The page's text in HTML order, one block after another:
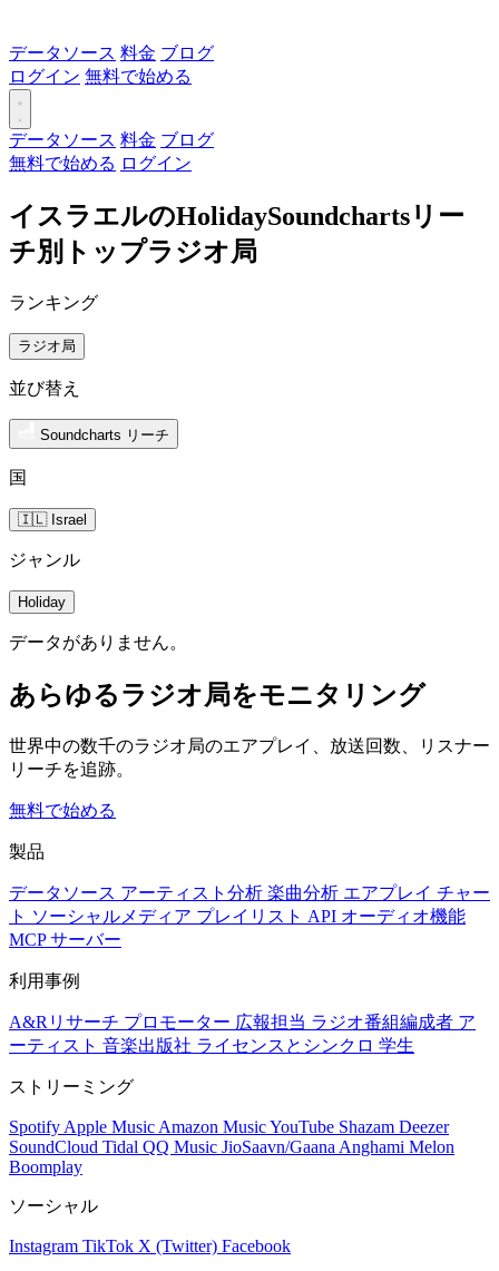
データソース 料金 ブログ
ログイン 無料で始める
データソース 料金 ブログ
無料で始める ログイン
イスラエルのHolidaySoundchartsリー
チ別トップラジオ局
ランキング
ラジオ局
並び替え
Soundcharts リーチ
国
🇮🇱 Israel
ジャンル
Holiday
データがありません。
あらゆるラジオ局をモニタリング
世界中の数千のラジオ局のエアプレイ、放送回数、リスナー
リーチを追跡。
無料で始める
製品
データソース アーティスト分析 楽曲分析 エアプレイ チャー
ト ソーシャルメディア プレイリスト API オーディオ機能
MCP サーバー
利用事例
A&Rリサーチ プロモーター 広報担当 ラジオ番組編成者 ア
ーティスト 音楽出版社 ライセンスとシンクロ 学生
ストリーミング
Spotify Apple Music Amazon MusicYouTube Shazam Deezer
SoundCloud Tidal QQ Music JioSaavn/Gaana Anghami Melon
Boomplay
ソーシャル
Instagram TikTok X (Twitter) Facebook